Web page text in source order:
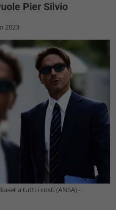
Pier Silvio
2023
a tutti i costi (ANSA) -